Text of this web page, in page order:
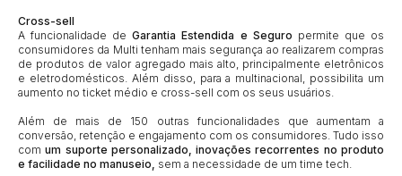
Cross-sell
A funcionalidade deGarantia Estendida e Seguro permite que os
consumidores da Multi tenham mais segurança ao realizarem compras
de produtos de valor agregado mais alto, principalmente eletrônicos
e eletrodomésticos. Além disso, para a multinacional, possibilita um
aumento no ticket médio e cross-sell com os seus usuários.
Além de mais de 150 outras funcionalidades que aumentam a
conversão, retenção e engajamento com os consumidores. Tudo isso
comum suporte personalizado, inovações recorrentes no produto
e facilidade no manuseio, sem a necessidade de um time tech.